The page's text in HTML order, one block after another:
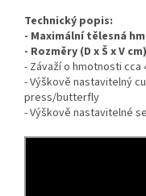
Technický popis:
- Maximální tělesná
- Rozměry (D x Š x V
- Závaží o hmotnosti cca
- Výškově nastavitelný
press/butterfly
- Výškově nastavitelné